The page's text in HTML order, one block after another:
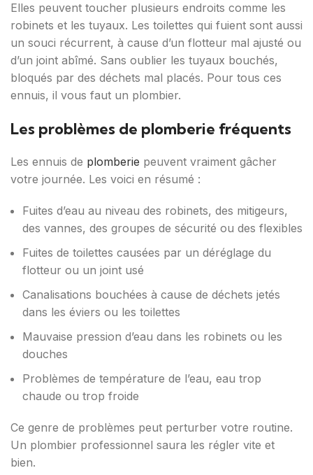
Elles peuvent toucher plusieurs endroits comme les
robinets et les tuyaux. Les toilettes qui fuient sont aussi
un souci récurrent, à cause d’un flotteur mal ajusté ou
d’un joint abîmé. Sans oublier les tuyaux bouchés,
bloqués par des déchets mal placés. Pour tous ces
ennuis, il vous faut un plombier.
Les problèmes de plomberie fréquents
Les ennuis de plomberie peuvent vraiment gâcher
votre journée. Les voici en résumé :
Fuites d’eau au niveau des robinets, des mitigeurs,
des vannes, des groupes de sécurité ou des flexibles
Fuites de toilettes causées par un déréglage du
flotteur ou un joint usé
Canalisations bouchées à cause de déchets jetés
dans les éviers ou les toilettes
Mauvaise pression d’eau dans les robinets ou les
douches
Problèmes de température de l’eau, eau trop
chaude ou trop froide
Ce genre de problèmes peut perturber votre routine.
Un plombier professionnel saura les régler vite et
bien.